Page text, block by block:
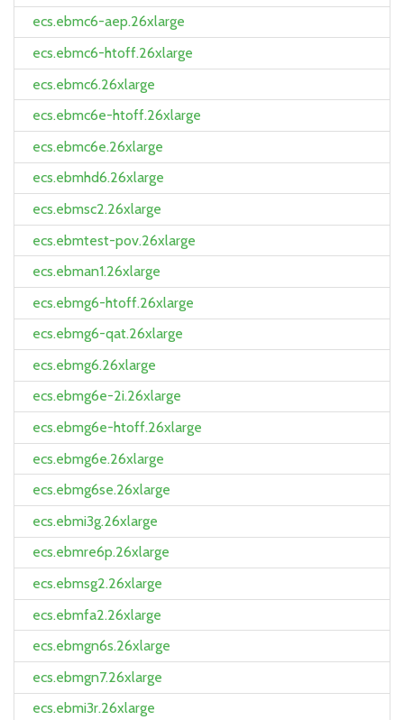
ecs.ebmc6-aep.26xlarge
ecs.ebmc6-htoff.26xlarge
ecs.ebmc6.26xlarge
ecs.ebmc6e-htoff.26xlarge
ecs.ebmc6e.26xlarge
ecs.ebmhd6.26xlarge
ecs.ebmsc2.26xlarge
ecs.ebmtest-pov.26xlarge
ecs.ebman1.26xlarge
ecs.ebmg6-htoff.26xlarge
ecs.ebmg6-qat.26xlarge
ecs.ebmg6.26xlarge
ecs.ebmg6e-2i.26xlarge
ecs.ebmg6e-htoff.26xlarge
ecs.ebmg6e.26xlarge
ecs.ebmg6se.26xlarge
ecs.ebmi3g.26xlarge
ecs.ebmre6p.26xlarge
ecs.ebmsg2.26xlarge
ecs.ebmfa2.26xlarge
ecs.ebmgn6s.26xlarge
ecs.ebmgn7.26xlarge
ecs.ebmi3r.26xlarge